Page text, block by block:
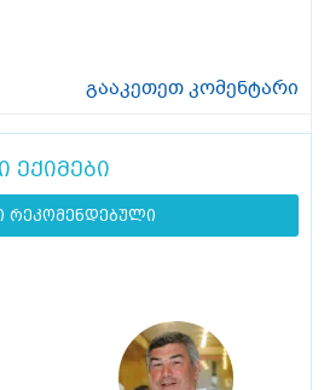
გააკეთეთ კომენტარი
ექიმები
რეკომენდებული